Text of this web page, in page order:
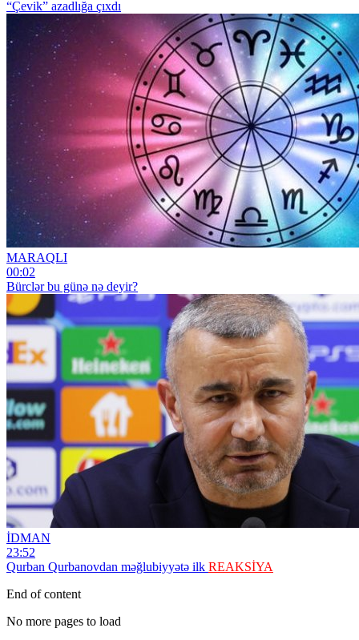
“Çevik” azadlığa çıxdı
MARAQLI
00:02
Bürclər bu günə nə deyir?
İDMAN
23:52
Qurban Qurbanovdan məğlubiyyətə ilk REAKSİYA
End of content
No more pages to load